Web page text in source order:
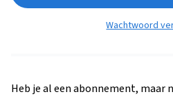
Wachtwoord
Heb je al een abonnement, maar